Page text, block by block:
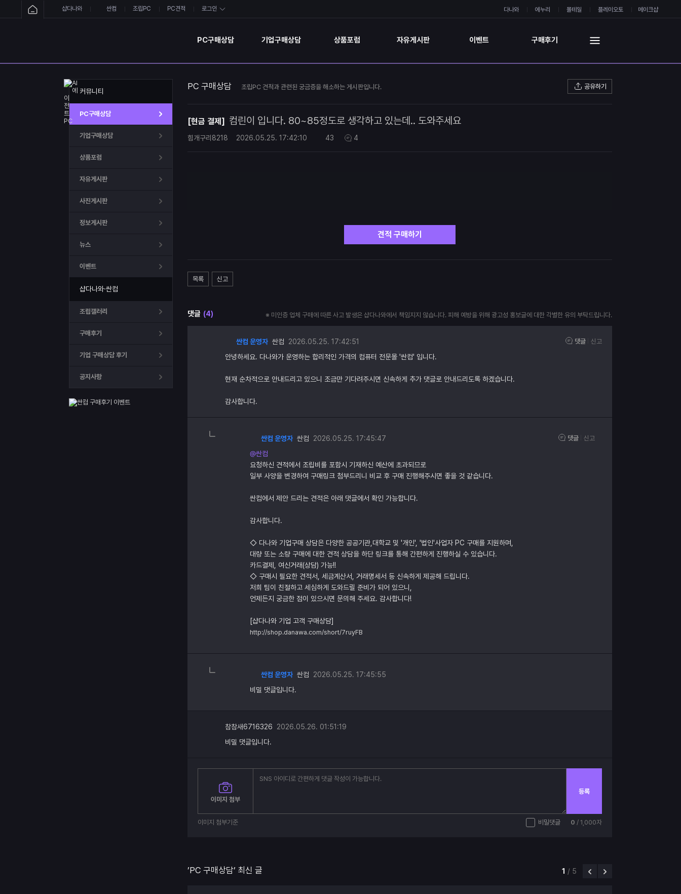
샵다나와 싼컴 조립PC PC견적 로그인 다나와 에누리 몰테일 플레이오토 메이크샵
PC구매상담 기업구매상담 상품포럼 자유게시판 이벤트 구매후기
커뮤니티
PC구매상담
기업구매상담
상품포럼
자유게시판
사진게시판
정보게시판
뉴스
이벤트
샵다나와·싼컴
조립갤러리
구매후기
기업 구매상담 후기
공지사항
PC 구매상담 조립PC 견적과 관련된 궁금증을 해소하는 게시판입니다. 공유하기
[현금 결제] 컴린이 입니다. 80~85정도로 생각하고 있는데.. 도와주세요
힘개구리8218 2026.05.25. 17:42:10 43 4
견적 구매하기
목록 신고
댓글 (4) ※ 미인증 업체 구매에 따른 사고 발생은 샵다나와에서 책임지지 않습니다. 피해 예방을 위해 광고성 홍보글에 대한 각별한 유의 부탁드립니다.
싼컴 운영자 싼컴 2026.05.25. 17:42:51 댓글 신고
안녕하세요. 다나와가 운영하는 합리적인 가격의 컴퓨터 전문몰 '싼컴' 입니다.
현재 순차적으로 안내드리고 있으니 조금만 기다려주시면 신속하게 추가 댓글로 안내드리도록 하겠습니다.
감사합니다.
싼컴 운영자 싼컴 2026.05.25. 17:45:47 댓글 신고
@싼컴
요청하신 견적에서 조립비를 포함시 기재하신 예산에 초과되므로
일부 사양을 변경하여 구매링크 첨부드리니 비교 후 구매 진행해주시면 좋을 것 같습니다.
싼컴에서 제안 드리는 견적은 아래 댓글에서 확인 가능합니다.
감사합니다.
◇ 다나와 기업구매 상담은 다양한 공공기관,대학교 및 '개인', '법인'사업자 PC 구매를 지원하며,
대량 또는 소량 구매에 대한 견적 상담을 하단 링크를 통해 간편하게 진행하실 수 있습니다.
카드결제, 여신거래(상담) 가능!!
◇ 구매시 필요한 견적서, 세금계산서, 거래명세서 등 신속하게 제공해 드립니다.
저희 팀이 친절하고 세심하게 도와드릴 준비가 되어 있으니,
언제든지 궁금한 점이 있으시면 문의해 주세요. 감사합니다!
[샵다나와 기업 고객 구매상담]
http://shop.danawa.com/short/7ruyFB
싼컴 운영자 싼컴
2026.05.25. 17:45:55
비밀 댓글입니다.
참참새6716326
2026.05.26. 01:51:19
비밀 댓글입니다.
이미지 첨부
등록
이미지 첨부기준 비밀댓글 0 / 1,000자
’PC 구매상담’ 최신 글 1 / 5